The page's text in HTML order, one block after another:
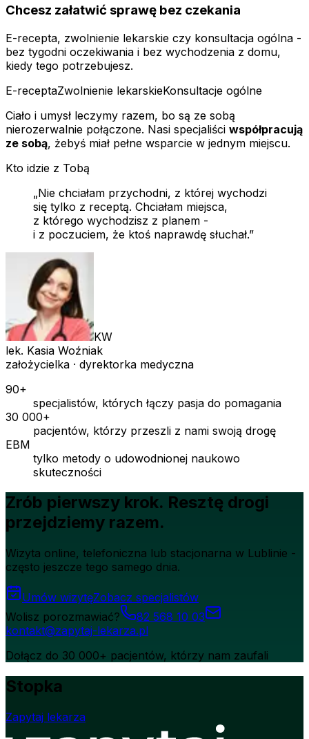
Chcesz załatwić sprawę bez czekania
E-recepta, zwolnienie lekarskie czy konsultacja ogólna -
bez tygodni oczekiwania i bez wychodzenia z domu,
kiedy tego potrzebujesz.
E-receptaZwolnienie lekarskieKonsultacje ogólne
Ciało i umysł leczymy razem, bo są ze sobą
nierozerwalnie połączone. Nasi specjaliści współpracują
ze sobą, żebyś miał pełne wsparcie w jednym miejscu.
Kto idzie z Tobą
„Nie chciałam przychodni, z której wychodzi
się tylko z receptą. Chciałam miejsca,
z którego wychodzisz z planem -
i z poczuciem, że ktoś naprawdę słuchał.”
KW
lek. Kasia Woźniak
założycielka · dyrektorka medyczna
90+
specjalistów, których łączy pasja do pomagania
30 000+
pacjentów, którzy przeszli z nami swoją drogę
EBM
tylko metody o udowodnionej naukowo
skuteczności
Zrób pierwszy krok. Resztę drogi
przejdziemy razem.
Wizyta online, telefoniczna lub stacjonarna w Lublinie -
często jeszcze tego samego dnia.
Umów wizytęZobacz specjalistów
Wolisz porozmawiać?
82 568 10 03
kontakt@zapytaj-lekarza.pl
Dołącz do 30 000+ pacjentów, którzy nam zaufali
Stopka
Zapytaj lekarza